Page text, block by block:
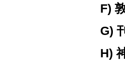
F)
G)
H)